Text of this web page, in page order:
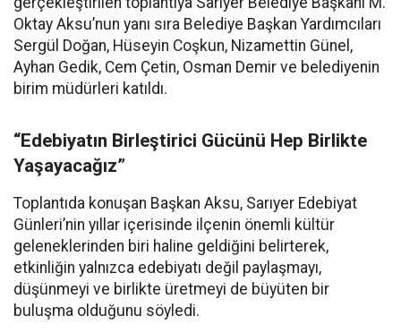
Oktay Aksu’nun yanı sıra Belediye Başkan Yardımcıları
Sergül Doğan, Hüseyin Coşkun, Nizamettin Günel,
Ayhan Gedik, Cem Çetin, Osman Demir ve belediyenin
birim müdürleri katıldı.
“Edebiyatın Birleştirici Gücünü Hep Birlikte
Yaşayacağız”
Toplantıda konuşan Başkan Aksu, Sarıyer Edebiyat
Günleri’nin yıllar içerisinde ilçenin önemli kültür
geleneklerinden biri haline geldiğini belirterek,
etkinliğin yalnızca edebiyatı değil paylaşmayı,
düşünmeyi ve birlikte üretmeyi de büyüten bir
buluşma olduğunu söyledi.